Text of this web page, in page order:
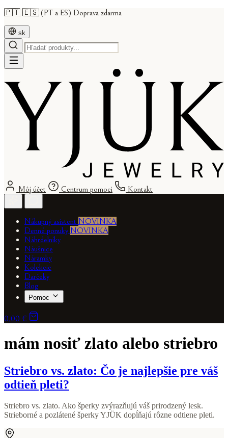
🇵🇹 🇪🇸 (PT a ES) Doprava zdarma
sk
Môj účet Centrum pomoci Kontakt
Nákupný asistent NOVINKA
Denné ponuky NOVINKA
Náhrdelníky
Náušnice
Náramky
Kolekcie
Darčeky
Blog
Pomoc
0,00 €
mám nosiť zlato alebo striebro
Striebro vs. zlato: Čo je najlepšie pre váš
odtieň pleti?
Striebro vs. zlato. Ako šperky zvýrazňujú váš prirodzený lesk.
Strieborné a pozlátené šperky YJÜK dopĺňajú rôzne odtiene pleti.